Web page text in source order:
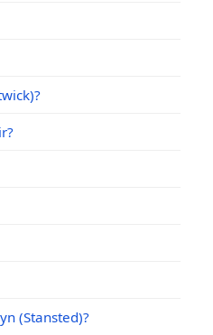
(Stansted)?